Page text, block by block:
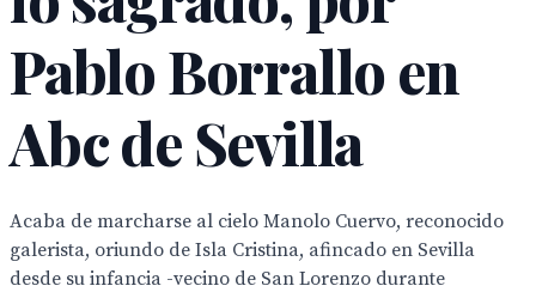
Pablo Borrallo en
Abc de Sevilla
Acaba de marcharse al cielo Manolo Cuervo, reconocido
galerista, oriundo de Isla Cristina, afincado en Sevilla
desde su infancia -vecino de San Lorenzo durante